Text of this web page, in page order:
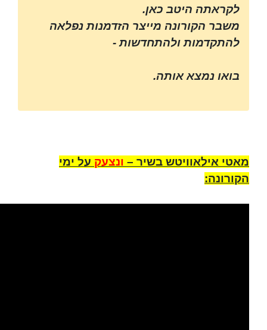
לקראתה היטב כאן.
משבר הקורונה מייצר הזדמנות נפלאה
להתקדמות ולהתחדשות -
בואו נמצא אותה.
מאטי אילאוויטש בשיר – ונצעק על ימי
הקורונה: